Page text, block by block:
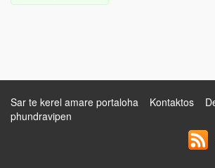
Sar te kerel amare portaloha Kontaktos
phundravipen